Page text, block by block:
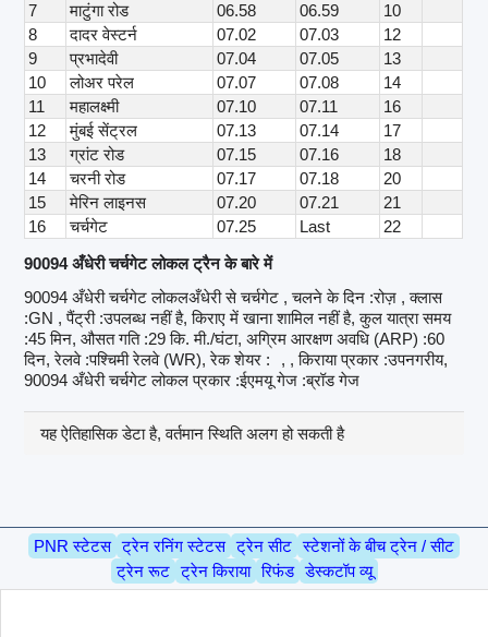
7
माटुंगा रोड 06.58 06.59
10
8
दादर वेस्टर्न 07.02 07.03
12
9
प्रभादेवी 07.04 07.05
13
10
लोअर परेल 07.07 07.08
14
11
महालक्ष्मी 07.10 07.11
16
12
मुंबई सेंट्रल 07.13 07.14
17
13
ग्रांट रोड 07.15 07.16
18
14
चरनी रोड 07.17 07.18
20
15
मेरिन लाइनस 07.20 07.21
21
16
चर्चगेट 07.25 Last
22
90094 अँधेरी चर्चगेट लोकल ट्रैन के बारे में
90094 अँधेरी चर्चगेट लोकलअँधेरी से चर्चगेट , चलने के दिन :रोज़ , क्लास
:GN , पैंट्री :उपलब्ध नहीं है, किराए में खाना शामिल नहीं है, कुल यात्रा समय
:45 मिन, औसत गति :29 कि. मी./घंटा, अग्रिम आरक्षण अवधि (ARP) :60
दिन, रेलवे :पश्चिमी रेलवे (WR), रेक शेयर :
, , किराया प्रकार :उपनगरीय,
90094 अँधेरी चर्चगेट लोकल प्रकार :ईएमयू गेज :ब्रॉड गेज
यह ऐतिहासिक डेटा है, वर्तमान स्थिति अलग हो सकती है
PNR स्टेटस ट्रेन रनिंग स्टेटस ट्रेन सीट स्टेशनों के बीच ट्रेन / सीट
ट्रेन रूट ट्रेन किराया रिफंड डेस्कटॉप व्यू